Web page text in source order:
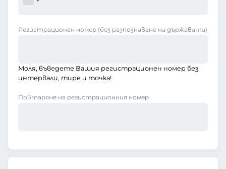
Регистрационен номер (без разпознаване на държавата)
Моля, въведете Вашия регистрационен номер без
интервали, тире и точка!
Повтаряне на регистрационния номер